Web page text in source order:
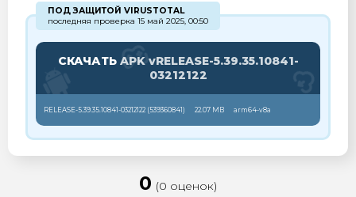
ПОД ЗАЩИТОЙ VIRUSTOTAL
последняя проверка 15 май 2025, 00:50
СКАЧАТЬ APK vRELEASE-5.39.35.10841-
03212122
RELEASE-5.39.35.10841-03212122 (539360841) 22.07 MB arm64-v8a
0 (0 оценок)